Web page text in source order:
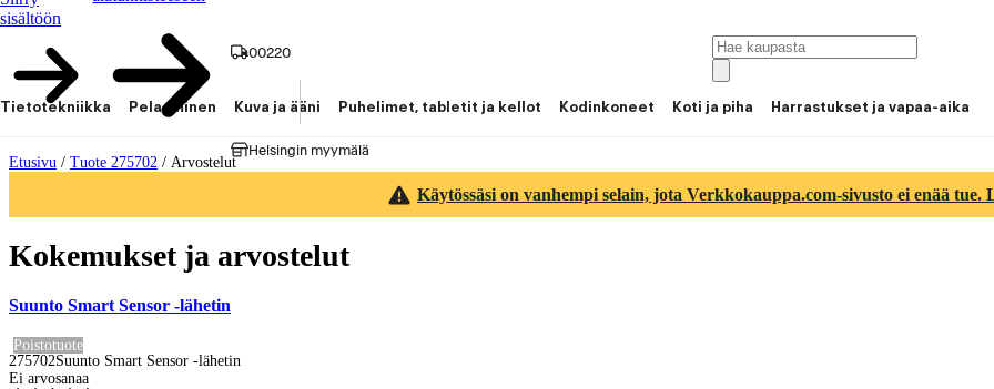
sisältöön
00220
Helsingin myymälä
Tietotekniikka Pelaaminen Kuva ja ääni Puhelimet, tabletit ja kellot Kodinkoneet Koti ja piha Harrastukset ja vapaa-aika
Etusivu / Tuote 275702 / Arvostelut
Käytössäsi on vanhempi selain, jota Verkkokauppa.com-sivusto ei enää tue.
Kokemukset ja arvostelut
Suunto Smart Sensor -lähetin
Poistotuote
275702Suunto Smart Sensor -lähetin
Ei arvosanaa